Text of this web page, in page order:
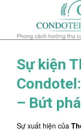
Sự kiện
– Bứt
Sự xuất hiện của